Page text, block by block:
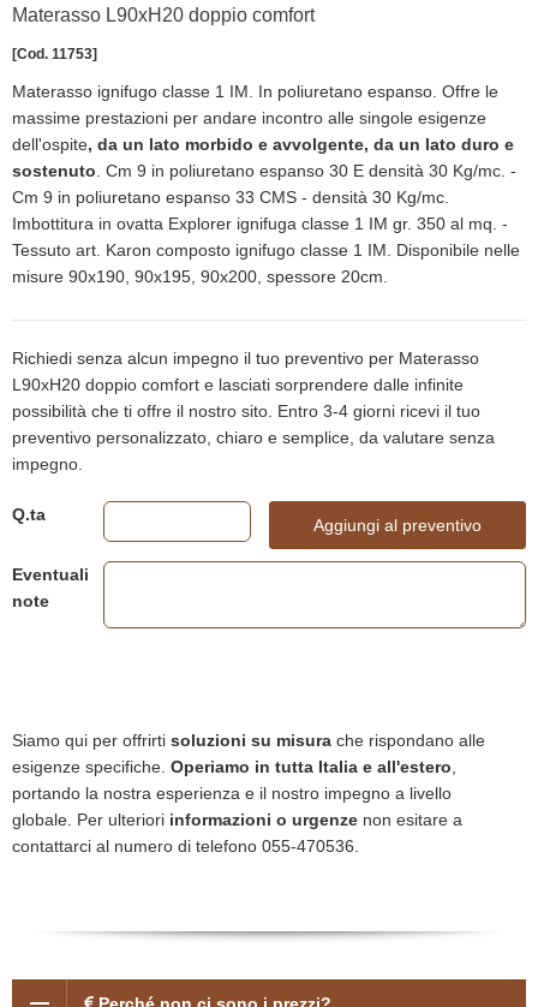
Materasso L90xH20 doppio comfort
[Cod. 11753]
Materasso ignifugo classe 1 IM. In poliuretano espanso. Offre le
massime prestazioni per andare incontro alle singole esigenze
dell'ospite, da un lato morbido e avvolgente, da un lato duro e
sostenuto. Cm 9 in poliuretano espanso 30 E densità 30 Kg/mc. -
Cm 9 in poliuretano espanso 33 CMS - densità 30 Kg/mc.
Imbottitura in ovatta Explorer ignifuga classe 1 IM gr. 350 al mq. -
Tessuto art. Karon composto ignifugo classe 1 IM. Disponibile nelle
misure 90x190, 90x195, 90x200, spessore 20cm.
Richiedi senza alcun impegno il tuo preventivo per Materasso
L90xH20 doppio comfort e lasciati sorprendere dalle infinite
possibilità che ti offre il nostro sito. Entro 3-4 giorni ricevi il tuo
preventivo personalizzato, chiaro e semplice, da valutare senza
impegno.
Q.ta
Aggiungi al preventivo
Eventuali
note
Siamo qui per offrirti soluzioni su misura che rispondano alle
esigenze specifiche. Operiamo in tutta Italia e all'estero,
portando la nostra esperienza e il nostro impegno a livello
globale. Per ulteriori informazioni o urgenze non esitare a
contattarci al numero di telefono 055-470536.